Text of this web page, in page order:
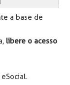
a base de
libere o acesso